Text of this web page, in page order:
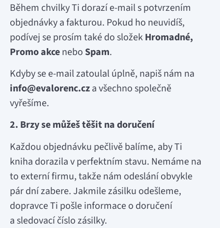
Během chvilky Ti dorazí e-mail s potvrzením
objednávky a fakturou. Pokud ho neuvidíš,
podívej se prosím také do složekHromadné,
Promo akcenebo Spam.
Kdyby se e-mail zatoulal úplně, napiš nám na
info@evalorenc.cza všechno společně
vyřešíme.
2. Brzy se můžeš těšit na doručení
Každou objednávku pečlivě balíme, aby Ti
kniha dorazila v perfektním stavu. Nemáme na
to externí firmu, takže nám odeslání obvykle
pár dní zabere. Jakmile zásilku odešleme,
dopravce Ti pošle informace o doručení
a sledovací číslo zásilky.